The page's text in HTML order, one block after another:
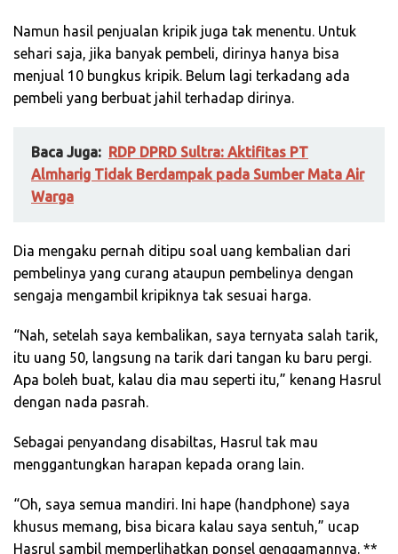
Namun hasil penjualan kripik juga tak menentu. Untuk
sehari saja, jika banyak pembeli, dirinya hanya bisa
menjual 10 bungkus kripik. Belum lagi terkadang ada
pembeli yang berbuat jahil terhadap dirinya.
Baca Juga: RDP DPRD Sultra: Aktifitas PT
Almharig Tidak Berdampak pada Sumber Mata Air
Warga
Dia mengaku pernah ditipu soal uang kembalian dari
pembelinya yang curang ataupun pembelinya dengan
sengaja mengambil kripiknya tak sesuai harga.
“Nah, setelah saya kembalikan, saya ternyata salah tarik,
itu uang 50, langsung na tarik dari tangan ku baru pergi.
Apa boleh buat, kalau dia mau seperti itu,” kenang Hasrul
dengan nada pasrah.
Sebagai penyandang disabiltas, Hasrul tak mau
menggantungkan harapan kepada orang lain.
“Oh, saya semua mandiri. Ini hape (handphone) saya
khusus memang, bisa bicara kalau saya sentuh,” ucap
Hasrul sambil memperlihatkan ponsel genggamannya. **